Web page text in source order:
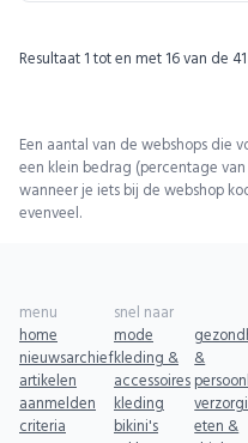
Resultaat 1tot en met 16van de 41
Een aantal van de webshops die
een klein bedrag (percentage
wanneer je iets bij de webshop
evenveel.
menu
home
nieuwsarchief
artikelen
aanmelden
criteria
snel naar
mode
kleding &
accessoires
kleding
bikini's
&
eten &